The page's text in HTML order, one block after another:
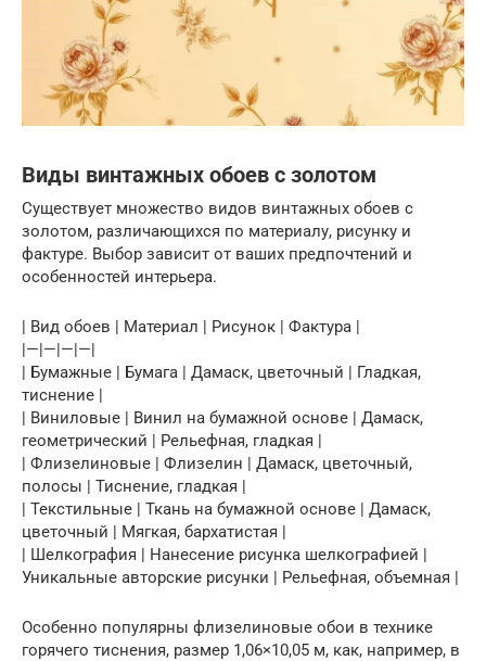
Виды винтажных обоев с золотом
Существует множество видов винтажных обоев с
золотом, различающихся по материалу, рисунку и
фактуре. Выбор зависит от ваших предпочтений и
особенностей интерьера.
| Вид обоев | Материал | Рисунок | Фактура |
|—|—|—|—|
| Бумажные | Бумага | Дамаск, цветочный | Гладкая,
тиснение |
| Виниловые | Винил на бумажной основе | Дамаск,
геометрический | Рельефная, гладкая |
| Флизелиновые | Флизелин | Дамаск, цветочный,
полосы | Тиснение, гладкая |
| Текстильные | Ткань на бумажной основе | Дамаск,
цветочный | Мягкая, бархатистая |
| Шелкография | Нанесение рисунка шелкографией |
Уникальные авторские рисунки | Рельефная, объемная |
Особенно популярны флизелиновые обои в технике
горячего тиснения, размер 1,06×10,05 м, как, например, в